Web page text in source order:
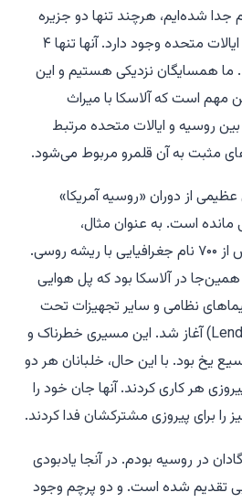
شده‌ایم، هرچند تنها دو جزیره
بین جزیره روسیه و جزیره ایالات متحده وجود دارد. آنها تنها ۴
ما همسایگان نزدیکی هستیم و این
است که آلاسکا با میراث
روسیه و ایالات متحده مرتبط
مثبت به آن قلمرو مربوط می‌شود.
از دوران «روسیه آمریکا»
مانده است. به عنوان مثال،
کلیساهای ارتدوکس و بیش از ۷۰۰ نام جغرافیایی با ریشه روسی.
در آلاسکا بود که پل هوایی
نظامی و سایر تجهیزات تحت
برنامه «لند-لیز» (Lend-Lease) آغاز شد. این مسیری خطرناک و
یخ بود. با این حال، خلبانان هر دو
هر کاری کردند. آنها جان خود را
را برای پیروزی مشترکشان فدا کردند.
در روسیه بودم. در آنجا یادبودی
تقدیم شده است. و دو پرچم وجود